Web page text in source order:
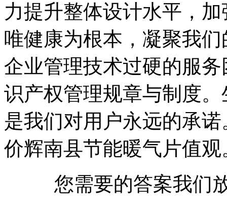
力提升整体设计水平，
唯健康为根本，凝聚我
企业管理技术过硬的服
识产权管理规章与制度
是我们对用户永远的承
价辉南县节能暖气片值观
您需要的答案我们